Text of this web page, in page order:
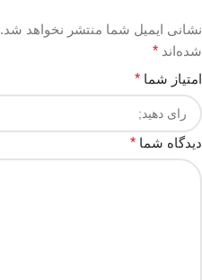
نشانی ایمیل شما منتشر نخواهد شد.
شده‌اند *
امتیاز شما *
دیدگاه شما *